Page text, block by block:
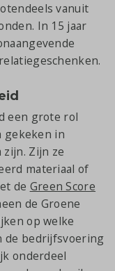
vanuit
In 15 jaar
een grote rol
gekeken in
Zijn ze
materiaal of
de Green Score
de Groene
op welke
de bedrijfsvoering
onderdeel